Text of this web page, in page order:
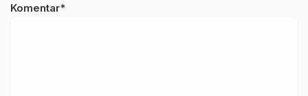
Komentar*